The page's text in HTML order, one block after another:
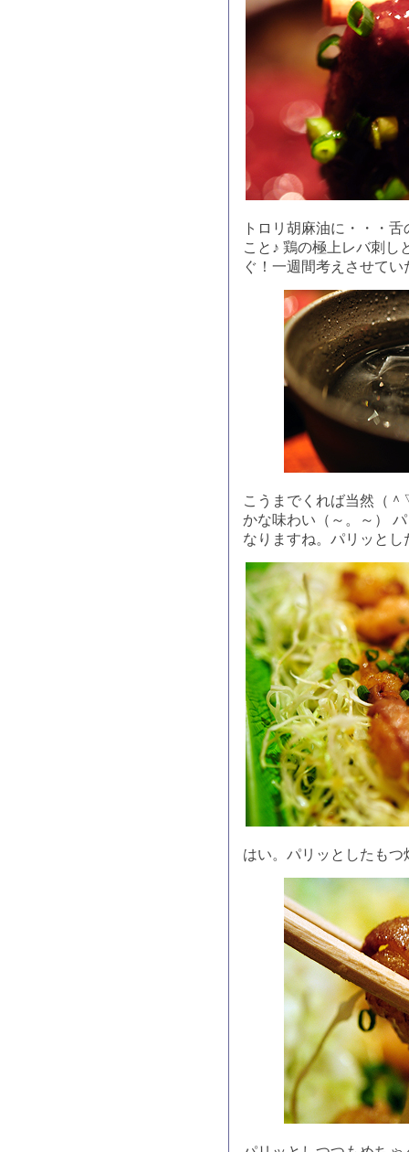
トロリ胡麻油に・・・
こと♪ 鶏の極上レバ刺し
ぐ！一週間考えさせて
こうまでくれば当然（
かな味わい（～。～）
なりますね。パリッとし
はい。パリッとしたも